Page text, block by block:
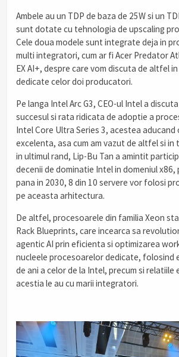
Ambele au un TDP de baza de 25W si un
sunt dotate cu tehnologia de upscaling
Cele doua modele sunt integrate deja in
multi integratori, cum ar fi Acer Predator
EX AI+, despre care vom discuta de altfel
dedicate celor doi producatori.
Pe langa Intel Arc G3, CEO-ul Intel a
succesul si rata ridicata de adoptie a
Intel Core Ultra Series 3, acestea
excelenta, asa cum am vazut de altfel si
in ultimul rand, Lip-Bu Tan a amintit
decenii de dominatie Intel in domeniul x86,
pana in 2030, 8 din 10 servere vor folosi
pe aceasta arhitectura.
De altfel, procesoarele din familia Xeon
Rack Blueprints, care incearca sa
agentic AI prin eficienta si optimizarea
nucleele procesoarelor dedicate, folosind
de ani a celor de la Intel, precum si relatiile
acestia le au cu marii integratori.